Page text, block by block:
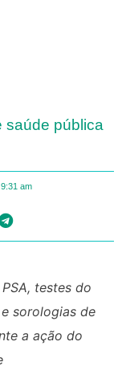
saúde pública
9:31 am
sorologias de
a ação do